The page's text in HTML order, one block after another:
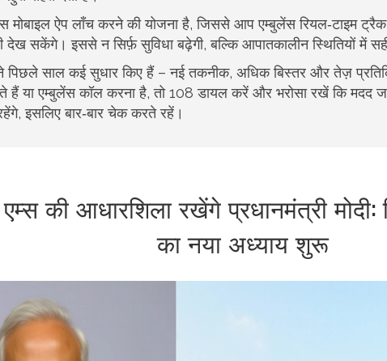
मोबाइल ऐप लाँच करने की योजना है, जिससे आप एम्बुलेंस रियल‑टाइम
देख सकेंगे। इससे न सिर्फ़ सुविधा बढ़ेगी, बल्कि आपातकालीन स्थितियों में
ने पिछले साल कई सुधार किए हैं – नई तकनीक, अधिक बिस्तर और तेज़
हैं या एम्बुलेंस कॉल करना है, तो 108 डायल करें और भरोसा रखें कि मदद
इसलिए बार‑बार चेक करते रहें।
की आधारशिला रखेंगे प्रधानमंत्री मोदी:
का नया अध्याय शुरू